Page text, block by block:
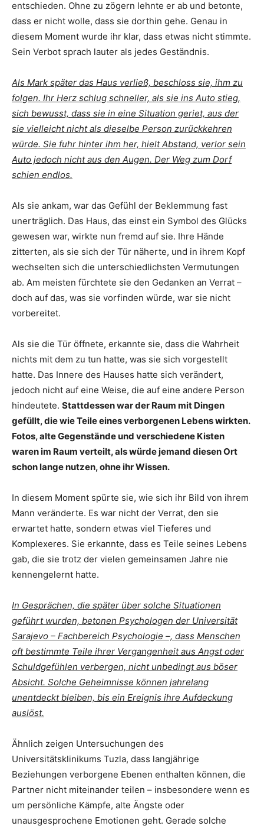
entschieden. Ohne zu zögern lehnte er ab und betonte,
dass er nicht wolle, dass sie dorthin gehe. Genau in
diesem Moment wurde ihr klar, dass etwas nicht stimmte.
Sein Verbot sprach lauter als jedes Geständnis.
Als Mark später das Haus verließ, beschloss sie, ihm zu
folgen. Ihr Herz schlug schneller, als sie ins Auto stieg,
sich bewusst, dass sie in eine Situation geriet, aus der
sie vielleicht nicht als dieselbe Person zurückkehren
würde. Sie fuhr hinter ihm her, hielt Abstand, verlor sein
Auto jedoch nicht aus den Augen. Der Weg zum Dorf
schien endlos.
Als sie ankam, war das Gefühl der Beklemmung fast
unerträglich. Das Haus, das einst ein Symbol des Glücks
gewesen war, wirkte nun fremd auf sie. Ihre Hände
zitterten, als sie sich der Tür näherte, und in ihrem Kopf
wechselten sich die unterschiedlichsten Vermutungen
ab. Am meisten fürchtete sie den Gedanken an Verrat –
doch auf das, was sie vorfinden würde, war sie nicht
vorbereitet.
Als sie die Tür öffnete, erkannte sie, dass die Wahrheit
nichts mit dem zu tun hatte, was sie sich vorgestellt
hatte. Das Innere des Hauses hatte sich verändert,
jedoch nicht auf eine Weise, die auf eine andere Person
hindeutete. Stattdessen war der Raum mit Dingen
gefüllt, die wie Teile eines verborgenen Lebens wirkten.
Fotos, alte Gegenstände und verschiedene Kisten
waren im Raum verteilt, als würde jemand diesen Ort
schon lange nutzen, ohne ihr Wissen.
In diesem Moment spürte sie, wie sich ihr Bild von ihrem
Mann veränderte. Es war nicht der Verrat, den sie
erwartet hatte, sondern etwas viel Tieferes und
Komplexeres. Sie erkannte, dass es Teile seines Lebens
gab, die sie trotz der vielen gemeinsamen Jahre nie
kennengelernt hatte.
In Gesprächen, die später über solche Situationen
geführt wurden, betonen Psychologen der Universität
Sarajevo – Fachbereich Psychologie –, dass Menschen
oft bestimmte Teile ihrer Vergangenheit aus Angst oder
Schuldgefühlen verbergen, nicht unbedingt aus böser
Absicht. Solche Geheimnisse können jahrelang
unentdeckt bleiben, bis ein Ereignis ihre Aufdeckung
auslöst.
Ähnlich zeigen Untersuchungen des
Universitätsklinikums Tuzla, dass langjährige
Beziehungen verborgene Ebenen enthalten können, die
Partner nicht miteinander teilen – insbesondere wenn es
um persönliche Kämpfe, alte Ängste oder
unausgesprochene Emotionen geht. Gerade solche